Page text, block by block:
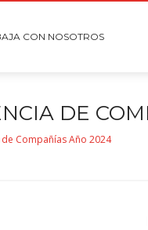
CON NOSOTROS
DE
Compañías Año 2024